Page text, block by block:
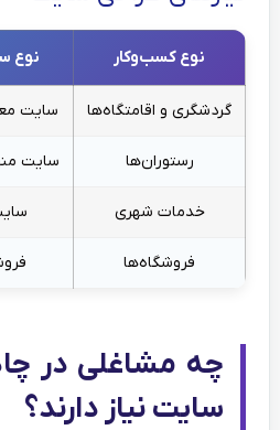
نوع کسب‌وکار نوع
گردشگری و اقامتگاه‌ها سایت
رستوران‌ها سایت
خدمات شهری
فروشگاه‌ها
چه مشاغلی در
سایت نیاز دارند؟